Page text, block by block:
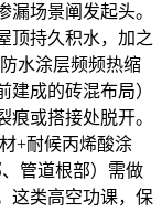
场景阐发起头。
顶持久积水，加之
水涂层频频热缩
建成的砖混布局）
痕或搭接处脱开。
+耐候丙烯酸涂
管道根部）需做
这类高空功课，保